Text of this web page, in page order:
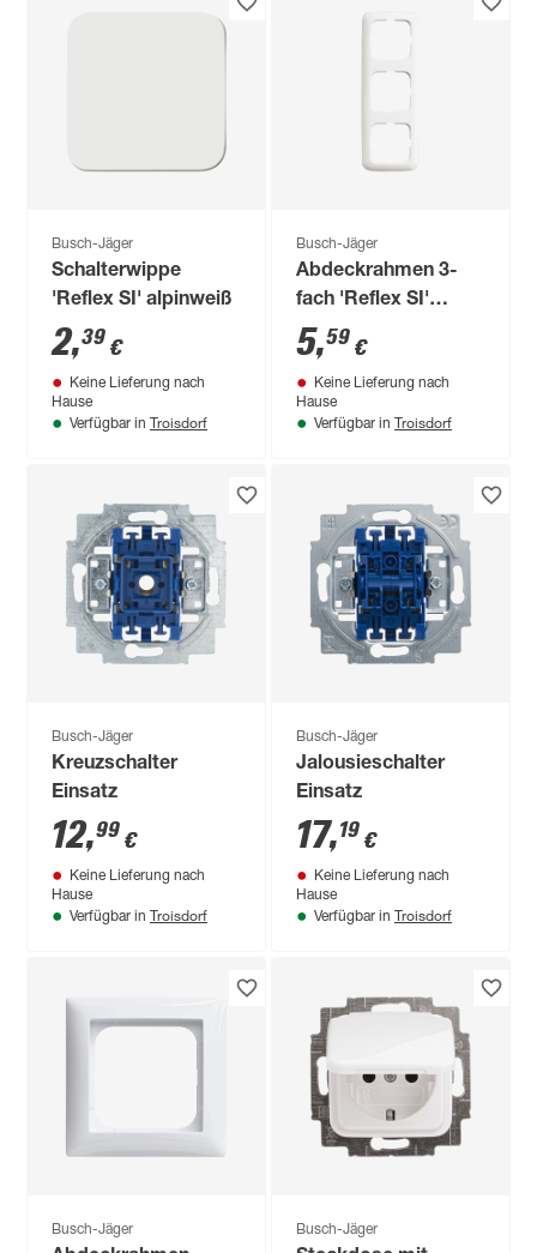
Busch-Jäger
Schalterwippe
'Reflex SI' alpinweiß
2,39 €
Keine Lieferung nach
Hause
Verfügbar in Troisdorf
Busch-Jäger
Abdeckrahmen 3-
fach 'Reflex SI'
alpinweiß
5,59 €
Keine Lieferung nach
Hause
Verfügbar in Troisdorf
Busch-Jäger
Kreuzschalter
Einsatz
12,99 €
Keine Lieferung nach
Hause
Verfügbar in Troisdorf
Busch-Jäger
Jalousieschalter
Einsatz
17,19 €
Keine Lieferung nach
Hause
Verfügbar in Troisdorf
Busch-Jäger Busch-Jäger